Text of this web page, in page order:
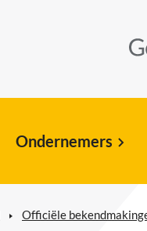
Ondernemers
Officiële